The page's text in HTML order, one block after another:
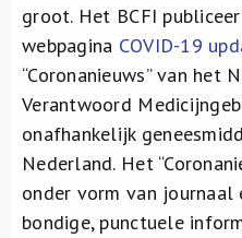
groot. Het BCFI
webpagina COVID-19
“Coronanieuws” van het
Verantwoord
onafhankelijk
Nederland. Het
onder vorm van
bondige, punctuele